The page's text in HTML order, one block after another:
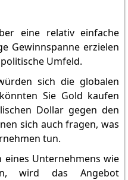
eine relativ einfache
Gewinnspanne erzielen
Umfeld.
sich die globalen
Sie Gold kaufen
Dollar gegen den
sich auch fragen, was
tun.
eines Unternehmens wie
wird das Angebot